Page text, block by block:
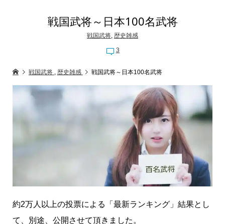
戦国武将～日本100名武将
戦国武将, 歴史雑感
3
戦国武将 , 歴史雑感 戦国武将～日本100名武将
約2万人以上の投票による「最新ランキング」結果とし
て、別途、公開させて頂きました。